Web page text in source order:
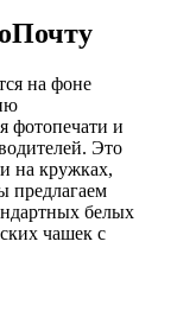
на фоне
фотопечати и
Это
на кружках,
предлагаем
белых
чашек с